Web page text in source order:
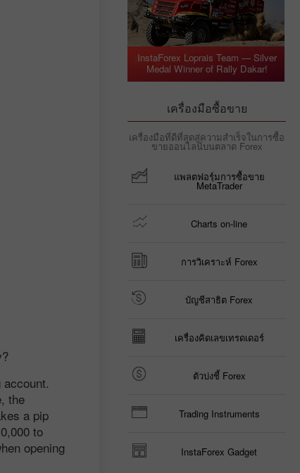
the
a pip
to
opening
InstaForex Loprais Team — Silver
Medal Winner of Rally Dakar!
เครื่องมือซื้อขาย
เครื่องมือที่ดีที่สุดสู่ความสำเร็จในการซื้อ
ขายออนไลน์บนตลาด Forex
แพลตฟอรฺ์มการซื้อขาย
MetaTrader
Charts on-line
การวิเคราะห์ Forex
บัญชีสาธิต Forex
เครื่องคิดเลขเทรดเดอร์
ตัวบ่งชี้ Forex
Trading Instruments
InstaForex Gadget